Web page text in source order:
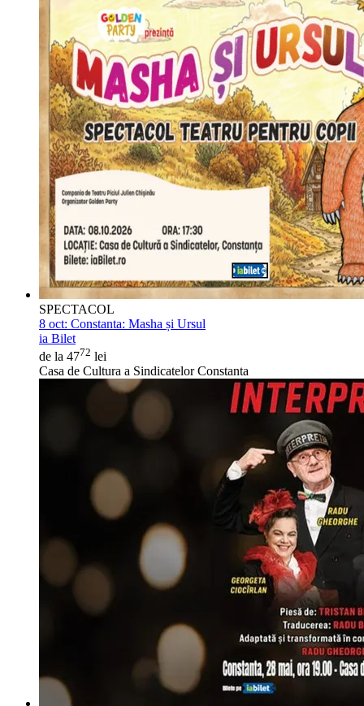
SPECTACOL
8 oct: Constanta: Masha și Ursul
ia Bilet
de la 4772 lei
Casa de Cultura a Sindicatelor Constanta